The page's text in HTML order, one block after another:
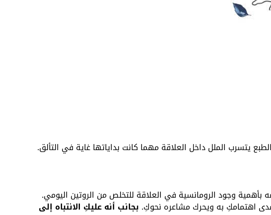
يتسرب الملل داخل العلاقة مهما كانت بداياتها غاية في التألق.
بأهمية وجود الرومانسية في العلاقة للتخلص من الروتين اليومي.
اهتمامكِ به ويحرك مشاعره نحوكِ. بجانب أنه عليكِ الانتباه إلى